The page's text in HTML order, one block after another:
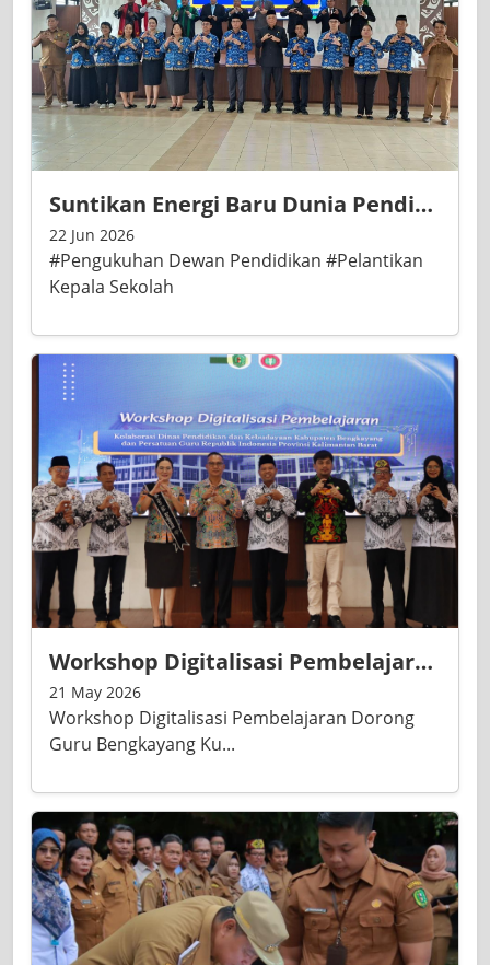
Suntikan Energi Baru Dunia Pendidikan Bengkayang: Bupati Kukuhkan Dewan Pendidikan Dan Lantik 34 Kepala Sekolah
22 Jun 2026
#Pengukuhan Dewan Pendidikan #Pelantikan
Kepala Sekolah
Workshop Digitalisasi Pembelajaran Dorong Guru Bengkayang Kuasai Teknologi Pendidikan
21 May 2026
Workshop Digitalisasi Pembelajaran Dorong
Guru Bengkayang Ku...